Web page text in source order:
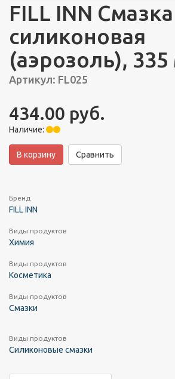
FILL INN Смазка
силиконовая
(аэрозоль),
Артикул: FL025
434.00 руб.
Наличие:
В корзину Сравнить
Бренд
FILL INN
Виды продуктов
Химия
Виды продуктов
Косметика
Виды продуктов
Смазки
Виды продуктов
Силиконовые смазки